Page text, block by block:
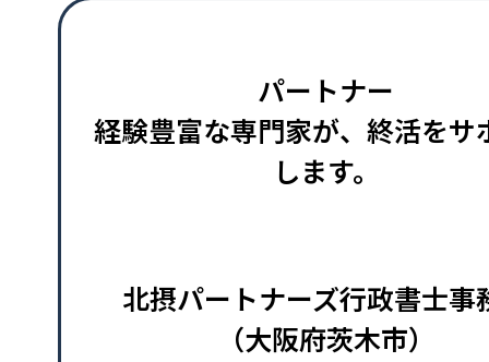
パートナー
経験豊富な専門家が、終活をサ
します。
北摂パートナーズ行政書士事
（大阪府茨木市）